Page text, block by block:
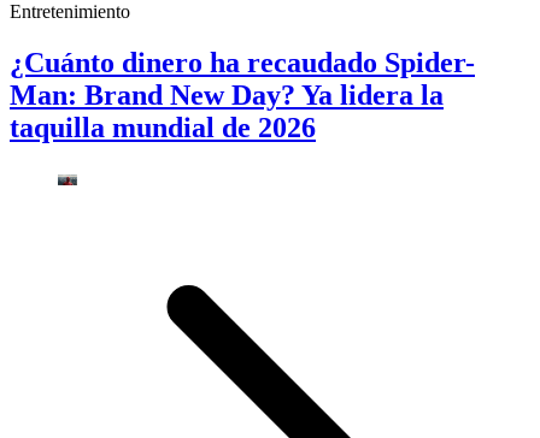
Entretenimiento
¿Cuánto dinero ha recaudado Spider-
Man: Brand New Day? Ya lidera la
taquilla mundial de 2026